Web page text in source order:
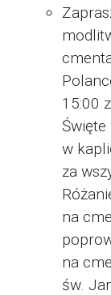
15:00
Święte
w
za
na
na
św.